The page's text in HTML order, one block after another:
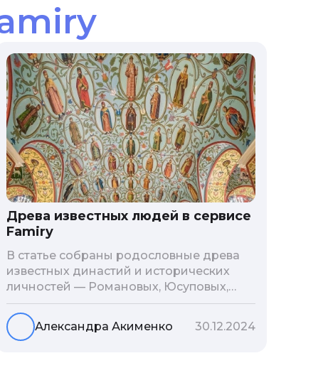
Древа известных людей в сервисе
Famiry
В статье собраны родословные древа
известных династий и исторических
личностей — Романовых, Юсуповых,
Пушкина, Булгакова, Чехова, Гагарина,
Жукова, Виктора Цоя и многих других. А
есть ли у вас знаменитые предки?
Александра Акименко 30.12.2024